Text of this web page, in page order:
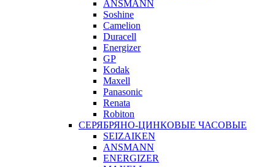
ANSMANN
Soshine
Camelion
Duracell
Energizer
GP
Kodak
Maxell
Panasonic
Renata
Robiton
СЕРЯБРЯНО-ЦИНКОВЫЕ ЧАСОВЫЕ
SEIZAIKEN
ANSMANN
ENERGIZER